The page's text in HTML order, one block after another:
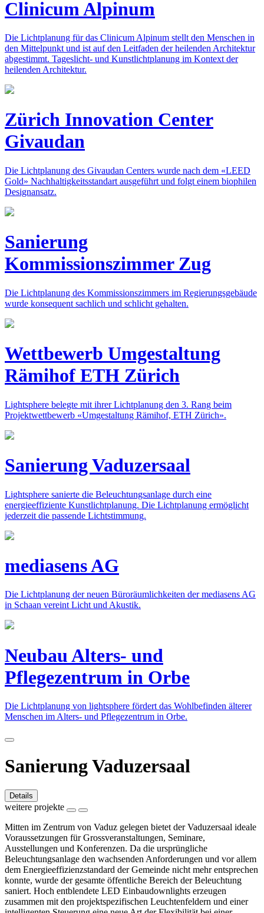
Clinicum Alpinum
Die Lichtplanung für das Clinicum Alpinum stellt den Menschen in
den Mittelpunkt und ist auf den Leitfaden der heilenden Architektur
abgestimmt. Tageslicht- und Kunstlichtplanung im Kontext der
heilenden Architektur.
Zürich Innovation Center
Givaudan
Die Lichtplanung des Givaudan Centers wurde nach dem «LEED
Gold» Nachhaltigkeitsstandart ausgeführt und folgt einem biophilen
Designansatz.
Sanierung
Kommissionszimmer Zug
Die Lichtplanung des Kommissionszimmers im Regierungsgebäude
wurde konsequent sachlich und schlicht gehalten.
Wettbewerb Umgestaltung
Rämihof ETH Zürich
Lightsphere belegte mit ihrer Lichtplanung den 3. Rang beim
Projektwettbewerb «Umgestaltung Rämihof, ETH Zürich».
Sanierung Vaduzersaal
Lightsphere sanierte die Beleuchtungsanlage durch eine
energieeffiziente Kunstlichtplanung. Die Lichtplanung ermöglicht
jederzeit die passende Lichtstimmung.
mediasens AG
Die Lichtplanung der neuen Büroräumlichkeiten der mediasens AG
in Schaan vereint Licht und Akustik.
Neubau Alters- und
Pflegezentrum in Orbe
Die Lichtplanung von lightsphere fördert das Wohlbefinden älterer
Menschen im Alters- und Pflegezentrum in Orbe.
Sanierung Vaduzersaal
Details
weitere projekte
Mitten im Zentrum von Vaduz gelegen bietet der Vaduzersaal ideale
Voraussetzungen für Grossveranstaltungen, Seminare,
Ausstellungen und Konferenzen. Da die ursprüngliche
Beleuchtungsanlage den wachsenden Anforderungen und vor allem
dem Energieeffizienzstandard der Gemeinde nicht mehr entsprechen
konnte, wurde der gesamte öffentliche Bereich der Beleuchtung
saniert. Hoch entblendete LED Einbaudownlights erzeugen
zusammen mit den projektspezifischen Leuchtenfeldern und einer